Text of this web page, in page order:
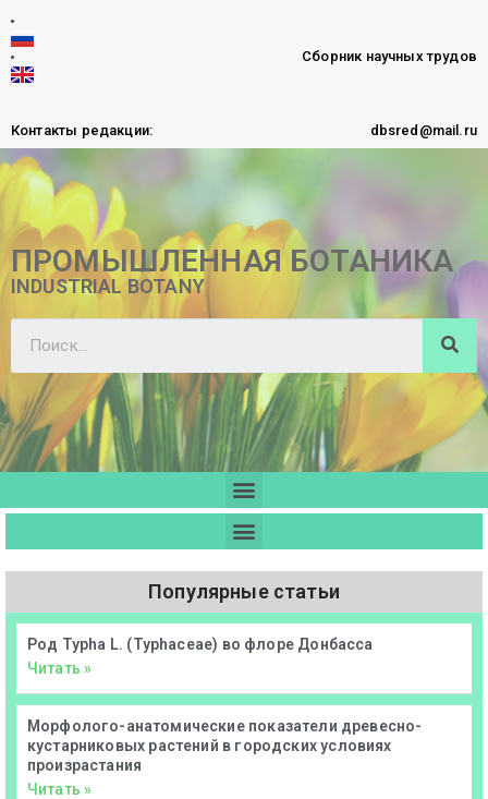
Сборник научных трудов
Контакты редакции: dbsred@mail.ru
ПРОМЫШЛЕННАЯ БОТАНИКА
INDUSTRIAL BOTANY
Популярные статьи
Род Typha L. (Typhaceae) во флоре Донбасса
Читать »
Морфолого-анатомические показатели древесно-
кустарниковых растений в городских условиях
произрастания
Читать »